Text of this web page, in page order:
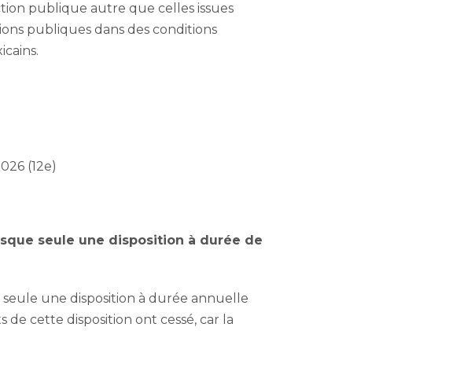
publique autre que celles issues
publiques dans des conditions
(12e)
seule une disposition à durée de
une disposition à durée annuelle
cette disposition ont cessé, car la